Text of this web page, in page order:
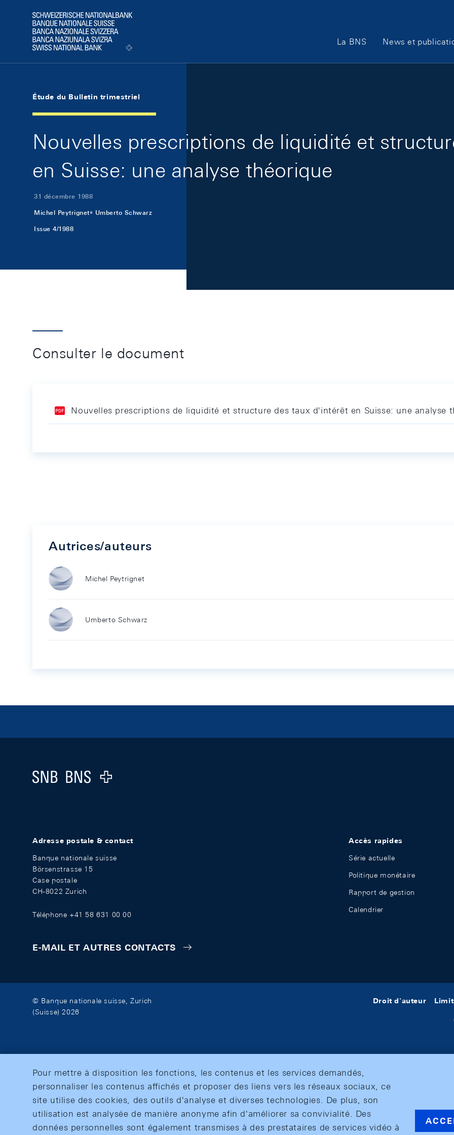
Logo
Main Navigation
La BNS News et
Étude du Bulletin trimestriel
Nouvelles prescriptions de liquidité et
en Suisse: une analyse théorique
31 décembre 1988
Michel Peytrignet Umberto Schwarz
Issue 4/1988
Consulter le document
Nouvelles prescriptions de liquidité et structure des taux d'intérêt en Suisse: une analyse
Autrices/auteurs
Michel Peytrignet
Umberto Schwarz
Logo
Adresse postale & contact
Banque nationale suisse
Börsenstrasse 15
Case postale
CH-8022 Zurich
Téléphone +41 58 631 00 00
E-MAIL ET AUTRES CONTACTS
Accès rapides
Série actuelle
Politique monétaire
Rapport de gestion
Calendrier
© Banque nationale suisse, Zurich
(Suisse) 2026
Droit d'auteur
Pour mettre à disposition les fonctions, les contenus et les services demandés,
personnaliser les contenus affichés et proposer des liens vers les réseaux sociaux, ce
site utilise des cookies, des outils d'analyse et diverses technologies. De plus, son
utilisation est analysée de manière anonyme afin d'améliorer sa convivialité. Des
données personnelles sont également transmises à des prestataires de services vidéo à